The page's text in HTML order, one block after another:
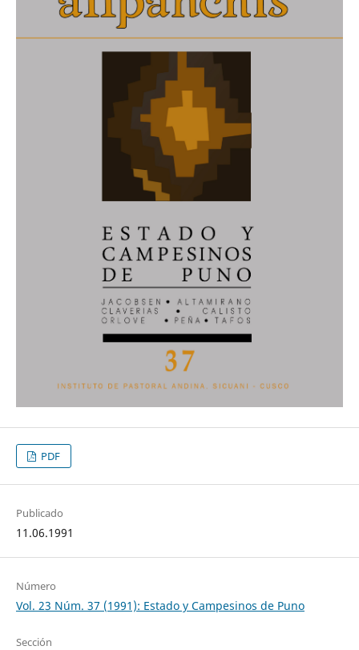
PDF
Publicado
11.06.1991
Número
Vol. 23 Núm. 37 (1991): Estado y Campesinos de Puno
Sección